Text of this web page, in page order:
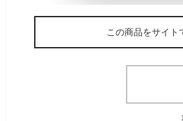
この商品をサイト